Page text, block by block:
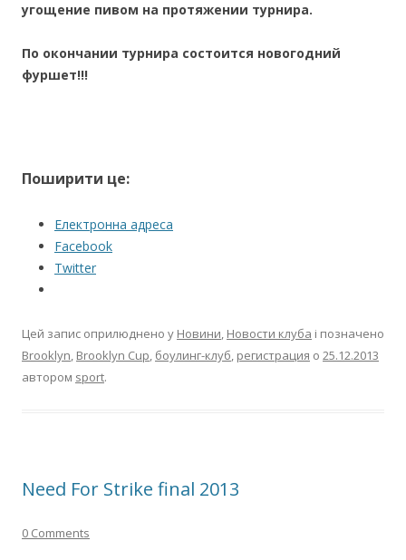
угощение пивом на протяжении турнира.
По окончании турнира состоится новогодний
фуршет!!!
Поширити це:
Електронна адреса
Facebook
Twitter
Цей запис оприлюднено у Новини, Новости клуба і позначено
Brooklyn, Brooklyn Cup, боулинг-клуб, регистрация о 25.12.2013
автором sport.
Need For Strike final 2013
0 Comments